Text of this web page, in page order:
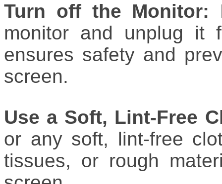
Turn off the Monitor:
monitor and unplug it
ensures safety and
screen.
Use a Soft, Lint-Free
or any soft, lint-free
tissues, or rough